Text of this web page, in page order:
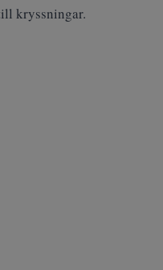
kryssningar.